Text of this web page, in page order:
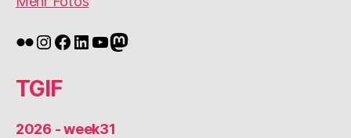
Flickr
Instagram
Facebook
LinkedIn
YouTube
Mastodon
TGIF
2026 - week31